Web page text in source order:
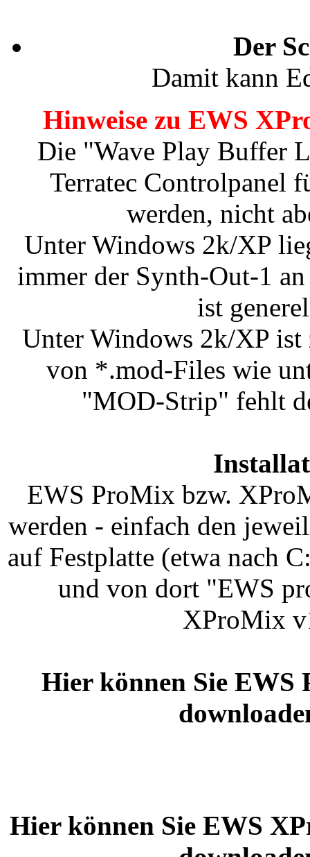
Der
Damit kann
Hinweise zu EWS
Die "Wave Play Buffer
Terratec Controlpanel
werden, nicht
Unter Windows 2k/XP
immer der Synth-Out-1
ist
Unter Windows 2k/XP ist
von *.mod-Files wie
"MOD-Strip" fehlt
EWS ProMix bzw.
werden - einfach den
auf Festplatte (etwa nach
und von dort "EWS
XProMix
Hier können Sie
Hier können Sie EWS